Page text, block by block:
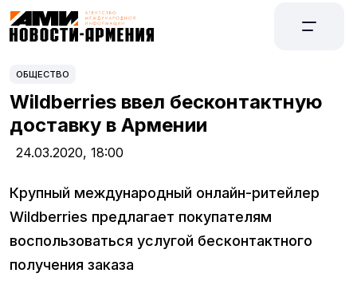
ОБЩЕСТВО
Wildberries ввел бесконтактную
доставку в Армении
24.03.2020, 18:00
Крупный международный онлайн-ритейлер
Wildberries предлагает покупателям
воспользоваться услугой бесконтактного
получения заказа